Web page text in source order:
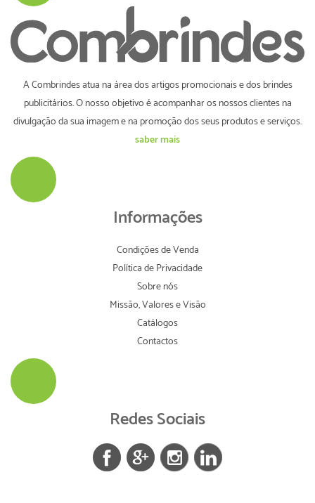
A Combrindes atua na área dos artigos promocionais e dos brindes
publicitários. O nosso objetivo é acompanhar os nossos clientes na
divulgação da sua imagem e na promoção dos seus produtos e serviços.
saber mais
Informações
Condições de Venda
Política de Privacidade
Sobre nós
Missão, Valores e Visão
Catálogos
Contactos
Redes Sociais